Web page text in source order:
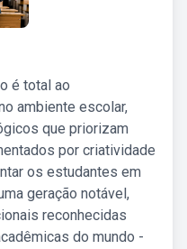
é total ao
ambiente escolar,
que priorizam
por criatividade
os estudantes em
geração notável,
reconhecidas
do mundo -